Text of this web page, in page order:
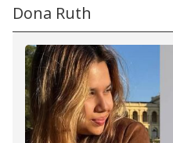
Dona Ruth